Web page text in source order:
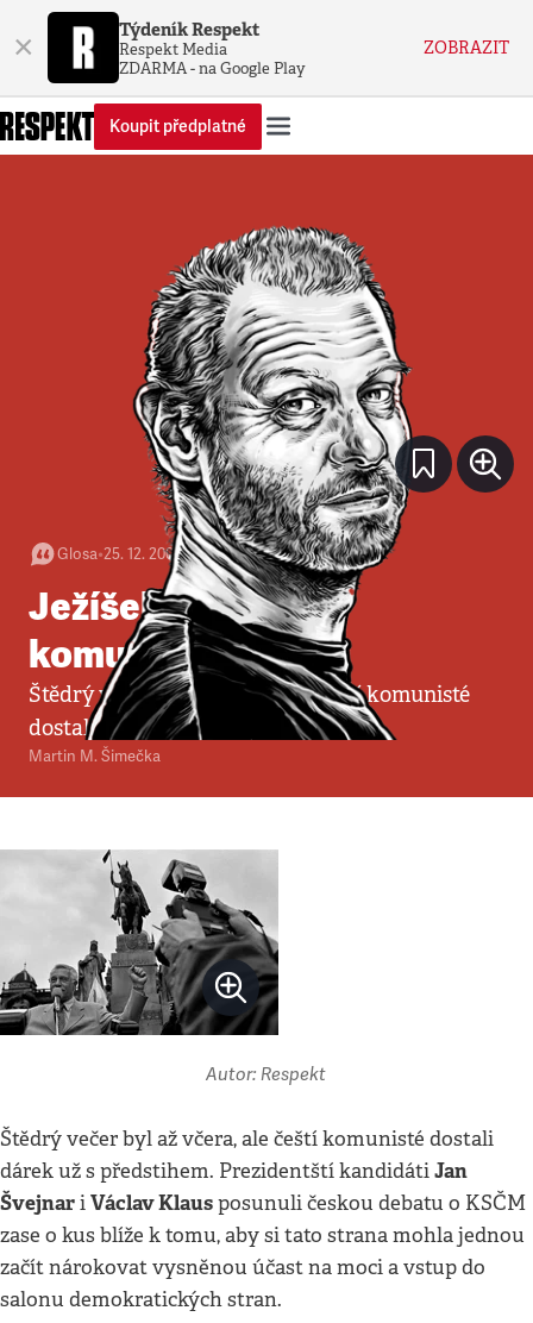
× Týdeník Respekt
Respekt Media
ZDARMA - na Google Play
ZOBRAZIT
Koupit předplatné
Glosa•25. 12. 2007•2minuty
Ježíšek nadělil
komunistům
Štědrý večer byl až včera, ale čeští komunisté
dostali dárek už s předstihem.
Martin M. Šimečka
Autor: Respekt
Štědrý večer byl až včera, ale čeští komunisté dostali
dárek už s předstihem. Prezidentští kandidátiJan
ŠvejnariVáclav Klausposunuli českou debatu o KSČM
zase o kus blíže k tomu, aby si tato strana mohla jednou
začít nárokovat vysněnou účast na moci a vstup do
salonu demokratických stran.